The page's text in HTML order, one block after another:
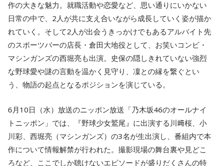
作の大きな魅力。就職活動や恋愛など、思い通りにいかない
日常の中で、2人が共に支え合いながら成長していく姿が描か
れていく。そして2人が出会うきっかけでもあるアルバイト先
のスポーツバーの店長・倉田大地役として、お笑いコンビ・
マシンガンズの西堀亮も出演。史保の隠しきれていない強烈
な野球愛や謎の言動を温かく見守り、凜との縁を繋ぐとい
う、物語の起点となるポジションを演じている。
6月10日（水）放送のニッポン放送「乃木坂46のオールナイ
トニッポン」では、『野球少女鷲尾』に出演する川﨑桜、小
川彩、西堀亮（マシンガンズ）の3名が生出演し、番組内で本
作について情報解禁が行われた。撮影現場の舞台裏や見どこ
ろなど、ここでしか聴けないエピソードが盛りだくさんの特